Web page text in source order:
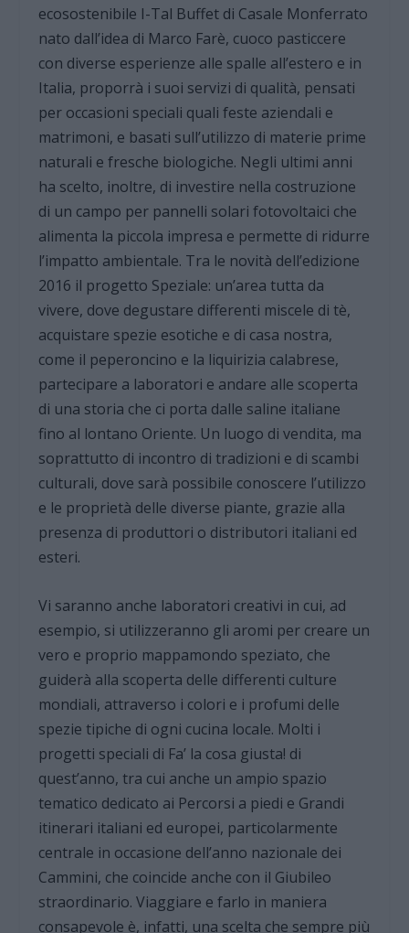
ecosostenibile I-Tal Buffet di Casale Monferrato
nato dall’idea di Marco Farè, cuoco pasticcere
con diverse esperienze alle spalle all’estero e in
Italia, proporrà i suoi servizi di qualità, pensati
per occasioni speciali quali feste aziendali e
matrimoni, e basati sull’utilizzo di materie prime
naturali e fresche biologiche. Negli ultimi anni
ha scelto, inoltre, di investire nella costruzione
di un campo per pannelli solari fotovoltaici che
alimenta la piccola impresa e permette di ridurre
l’impatto ambientale. Tra le novità dell’edizione
2016 il progetto Speziale: un’area tutta da
vivere, dove degustare differenti miscele di tè,
acquistare spezie esotiche e di casa nostra,
come il peperoncino e la liquirizia calabrese,
partecipare a laboratori e andare alle scoperta
di una storia che ci porta dalle saline italiane
fino al lontano Oriente. Un luogo di vendita, ma
soprattutto di incontro di tradizioni e di scambi
culturali, dove sarà possibile conoscere l’utilizzo
e le proprietà delle diverse piante, grazie alla
presenza di produttori o distributori italiani ed
esteri.
Vi saranno anche laboratori creativi in cui, ad
esempio, si utilizzeranno gli aromi per creare un
vero e proprio mappamondo speziato, che
guiderà alla scoperta delle differenti culture
mondiali, attraverso i colori e i profumi delle
spezie tipiche di ogni cucina locale. Molti i
progetti speciali di Fa’ la cosa giusta! di
quest’anno, tra cui anche un ampio spazio
tematico dedicato ai Percorsi a piedi e Grandi
itinerari italiani ed europei, particolarmente
centrale in occasione dell’anno nazionale dei
Cammini, che coincide anche con il Giubileo
straordinario. Viaggiare e farlo in maniera
consapevole è, infatti, una scelta che sempre più